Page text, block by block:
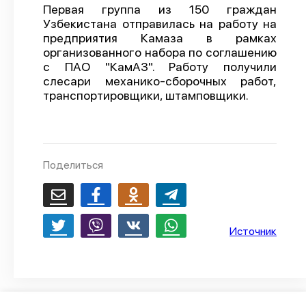
О проекте
Политика конфиденциальности
Первая группа из 150 граждан
Узбекистана отправилась на работу на
предприятия Камаза в рамках
организованного набора по соглашению
с ПАО "КамАЗ". Работу получили
слесари механико-сборочных работ,
транспортировщики, штамповщики.
Поделиться
Источник